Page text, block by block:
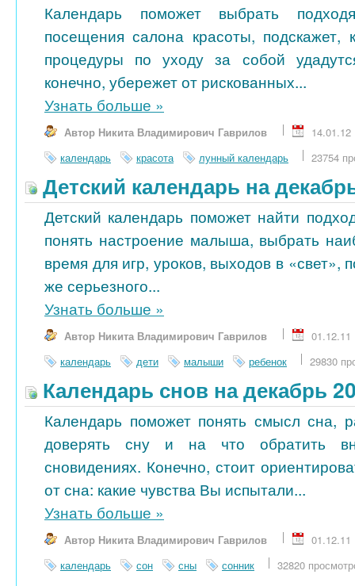
Календарь поможет выбрать
посещения салона красоты, подскажет,
процедуры по уходу за собой
конечно, убережет от рискованных...
Узнать больше »
Автор Никита Владимирович Гаврилов
14.01.12
календарь
красота лунный календарь 23754
Детский календарь на
Детский календарь поможет найти
понять настроение малыша, выбрать
время для игр, уроков, выходов в «свет»,
же серьезного...
Узнать больше »
Автор Никита Владимирович Гаврилов
01.12.11
календарь
дети малыши ребенок 29830
Календарь снов на декабрь
Календарь поможет понять смысл сна,
доверять сну и на что обратить
сновидениях. Конечно, стоит
от сна: какие чувства Вы испытали...
Узнать больше »
Автор Никита Владимирович Гаврилов
01.12.11
календарь
сон сны сонник 32820